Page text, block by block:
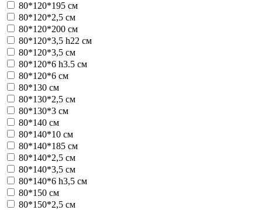
80*120*195 см
80*120*2,5 см
80*120*200 см
80*120*3,5 h22 см
80*120*3,5 см
80*120*6 h3.5 см
80*120*6 см
80*130 см
80*130*2,5 см
80*130*3 см
80*140 см
80*140*10 см
80*140*185 см
80*140*2,5 см
80*140*3,5 см
80*140*6 h3,5 см
80*150 см
80*150*2,5 см